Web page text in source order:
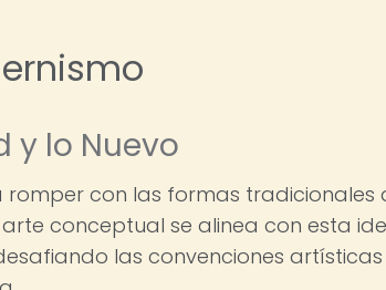
y lo Nuevo
romper con las formas tradicionales
conceptual se alinea con esta
las convenciones artísticas